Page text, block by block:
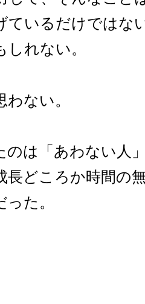
ているだけではな
れない。
ない。
のは「あわない人
長どころか時間の
た。